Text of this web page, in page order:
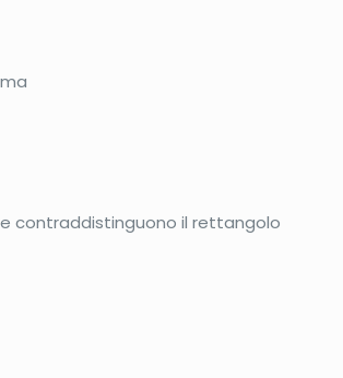
contraddistinguono il rettangolo